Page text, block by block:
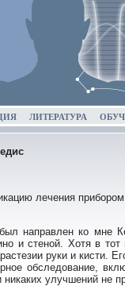
ЛИТЕРАТУРА
лечения
направлен ко мне
и стеной. Хотя в
руки и кисти.
обследование,
никаких улучшений не